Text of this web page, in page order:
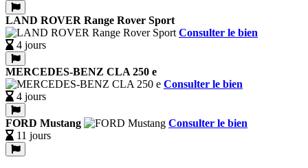
LAND ROVER Range Rover Sport
Consulter le bien
4 jours
MERCEDES-BENZ CLA 250 e
Consulter le bien
4 jours
FORD Mustang
Consulter le bien
11 jours